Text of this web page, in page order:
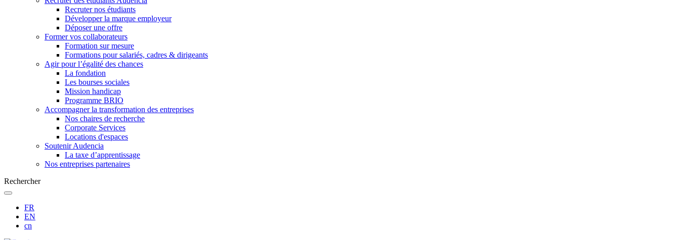
Recruter nos étudiants
Développer la marque employeur
Déposer une offre
Former vos collaborateurs
Formation sur mesure
Formations pour salariés, cadres & dirigeants
Agir pour l’égalité des chances
La fondation
Les bourses sociales
Mission handicap
Programme BRIO
Accompagner la transformation des entreprises
Nos chaires de recherche
Corporate Services
Locations d'espaces
Soutenir Audencia
La taxe d’apprentissage
Nos entreprises partenaires
Rechercher
FR
EN
cn